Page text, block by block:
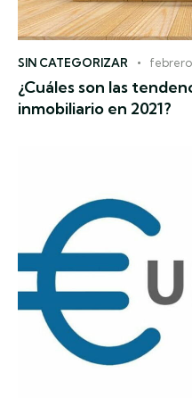
SIN CATEGORIZAR febrero
¿Cuáles son las
inmobiliario en 2021?